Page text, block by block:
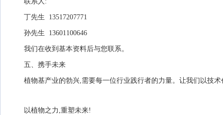
丁先生 13517207771
孙先生 13601100646
我们在收到基本资料后与您联系。
五、携手未来
植物基产业的勃兴,需要每一位行业践行者的力量。让我们以技
​以植物之力,重塑未来!